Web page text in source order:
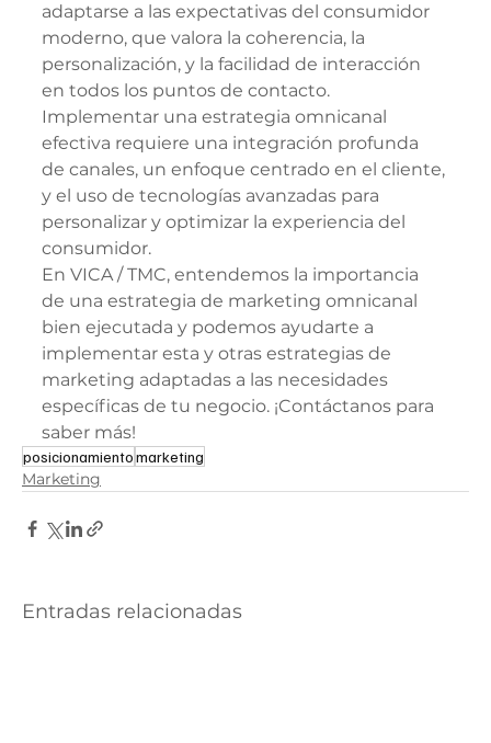
adaptarse a las expectativas del consumidor
moderno, que valora la coherencia, la
personalización, y la facilidad de interacción
en todos los puntos de contacto.
Implementar una estrategia omnicanal
efectiva requiere una integración profunda
de canales, un enfoque centrado en el cliente,
y el uso de tecnologías avanzadas para
personalizar y optimizar la experiencia del
consumidor.
En VICA / TMC, entendemos la importancia
de una estrategia de marketing omnicanal
bien ejecutada y podemos ayudarte a
implementar esta y otras estrategias de
marketing adaptadas a las necesidades
específicas de tu negocio. ¡Contáctanos para
saber más!
posicionamientomarketing
Marketing
Entradas relacionadas